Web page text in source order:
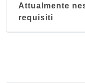
Attualmente
requisiti